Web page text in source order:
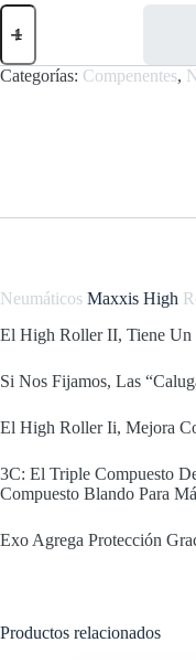
Neumáticos
Maxxis
Roller
II
Categorías: Compenentes,
Neumáticos Maxxis High
El High Roller II, Tiene Un
Si Nos Fijamos, Las
El High Roller Ii, Mejora
3C: El Triple Compuesto
Compuesto Blando Para
Exo Agrega Protección
Productos relacionados